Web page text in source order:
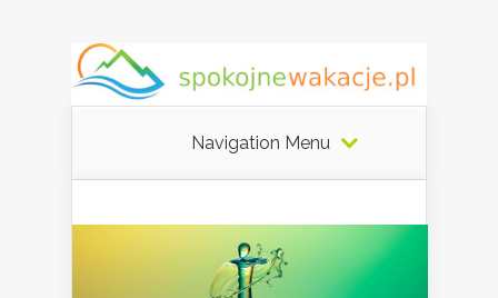
Navigation Menu